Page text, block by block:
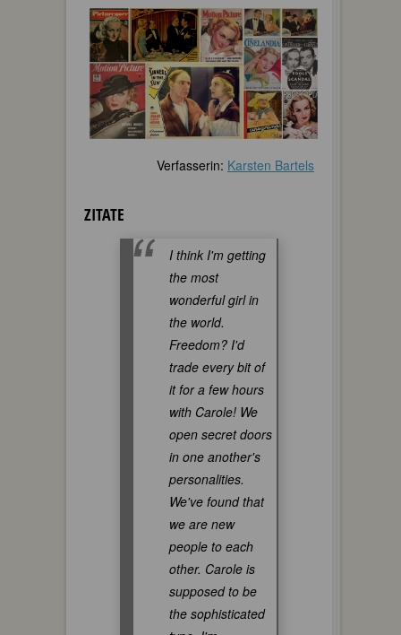
Verfasserin: Karsten Bartels
ZITATE
I think I'm getting
the most
wonderful girl in
the world.
Freedom? I'd
trade every bit of
it for a few hours
with Carole! We
open secret doors
in one another's
personalities.
We've found that
we are new
people to each
other. Carole is
supposed to be
the sophisticated